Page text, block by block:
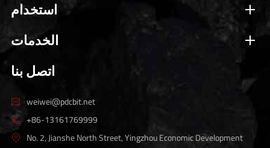
استخدام
الخدمات
اتصل بنا
 weiwei@pdcbit.net
 +86-13161769999

No. 2, Jianshe North Street, Yingzhou Economic Development